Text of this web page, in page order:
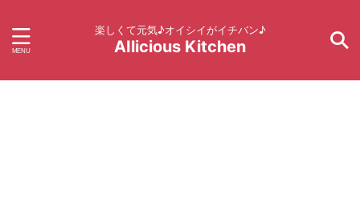
楽しくて元気♪オイシイがイチバン♪
AIlicious Kitchen